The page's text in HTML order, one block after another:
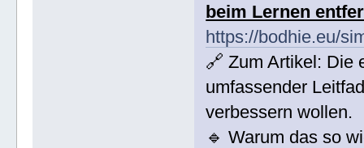
beim Lernen
https://bodhie.eu/
🔗 Zum Artikel: Die
umfassender
verbessern wollen.
🔹 Warum das so